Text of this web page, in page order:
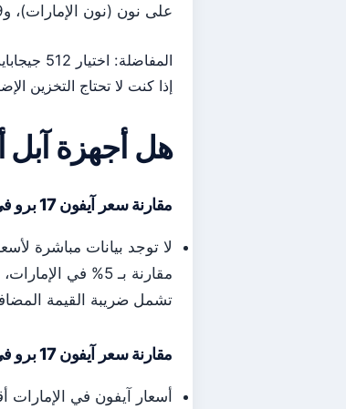
على نون (نون الإمارات)، و5,549 درهم إماراتي لدى جومبو.
إذا كنت لا تحتاج التخزين الإضافي، فالنسخة 256
هل أجهزة آبل
مقارنة سعر آيفون 17 برو في الإمارات مقابل السعودية
مقارنة بـ 5% في الإمارات، مما يجعل السعر النهائي في الإمارات أقل.
تشمل ضريبة القيمة المضافة
مقارنة سعر آيفون 17 برو في الإمارات مقابل أمريكا